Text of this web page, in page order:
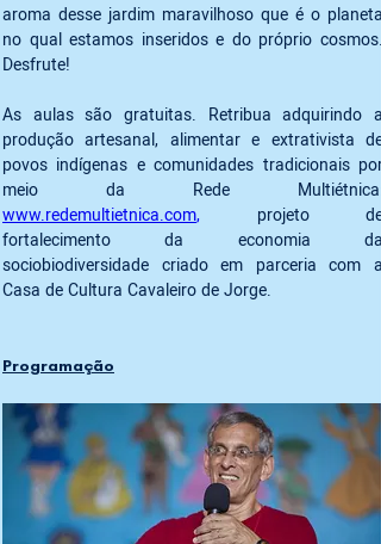
aroma desse jardim maravilhoso que é o planeta
no qual estamos inseridos e do próprio cosmos.
Desfrute!
As aulas são gratuitas. Retribua adquirindo a
produção artesanal, alimentar e extrativista de
povos indígenas e comunidades tradicionais por
www.redemultietnica.com, projeto de
fortalecimento da economia da
sociobiodiversidade criado em parceria com a
Programação